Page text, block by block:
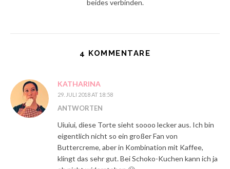
beides verbinden.
4 KOMMENTARE
KATHARINA
29. JULI 2018 AT 18:58
ANTWORTEN
Uiuiui, diese Torte sieht soooo lecker aus. Ich bin
eigentlich nicht so ein großer Fan von
Buttercreme, aber in Kombination mit Kaffee,
klingt das sehr gut. Bei Schoko-Kuchen kann ich ja